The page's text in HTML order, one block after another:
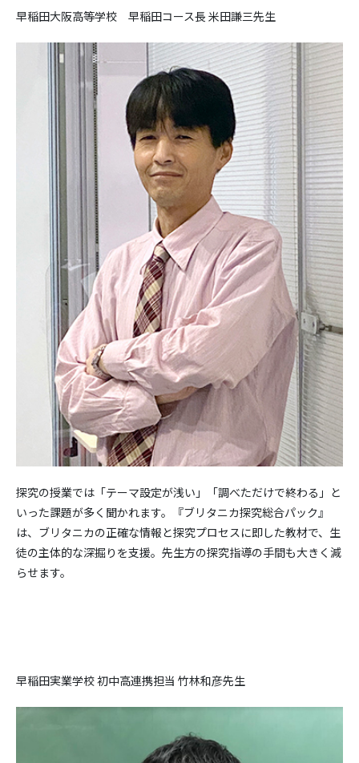
早稲田大阪高等学校 早稲田コース長 米田謙三先生
探究の授業では「テーマ設定が浅い」「調べただけで終わる」と
いった課題が多く聞かれます。『ブリタニカ探究総合パック』
は、ブリタニカの正確な情報と探究プロセスに即した教材で、生
徒の主体的な深掘りを支援。先生方の探究指導の手間も大きく減
らせます。
早稲田実業学校 初中高連携担当 竹林和彦先生